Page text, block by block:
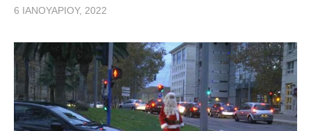
6 ΙΑΝΟΥΑΡΊΟΥ, 2022